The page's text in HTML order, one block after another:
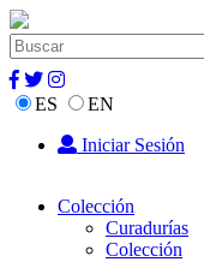
ES
EN
Iniciar Sesión
Colección
Curadurías
Colección